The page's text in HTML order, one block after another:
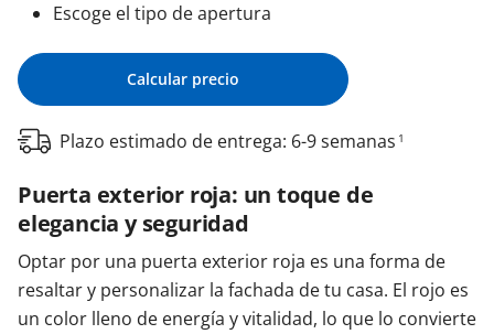
Escoge el tipo de apertura
Calcular precio
Plazo estimado de entrega: 6-9 semanas 1
Puerta exterior roja: un toque de
elegancia y seguridad
Optar por una puerta exterior roja es una forma de
resaltar y personalizar la fachada de tu casa. El rojo es
un color lleno de energía y vitalidad, lo que lo convierte